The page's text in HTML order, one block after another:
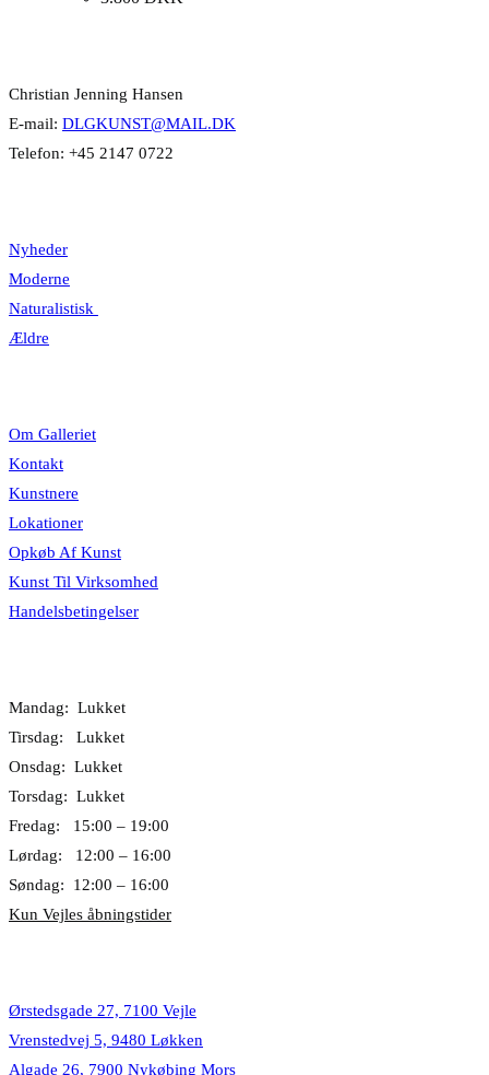
Christian Jenning Hansen
E-mail: DLGKUNST@MAIL.DK
Telefon: +45 2147 0722
Nyheder
Moderne
Naturalistisk
Ældre
Om Galleriet
Kontakt
Kunstnere
Lokationer
Opkøb Af Kunst
Kunst Til Virksomhed
Handelsbetingelser
Mandag: Lukket
Tirsdag: Lukket
Onsdag: Lukket
Torsdag: Lukket
Fredag: 15:00 – 19:00
Lørdag: 12:00 – 16:00
Søndag: 12:00 – 16:00
Kun Vejles åbningstider
Ørstedsgade 27, 7100 Vejle
Vrenstedvej 5, 9480 Løkken
Algade 26, 7900 Nykøbing Mors